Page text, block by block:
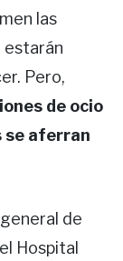
las
estarán
Pero,
de ocio
se aferran
de
Hospital